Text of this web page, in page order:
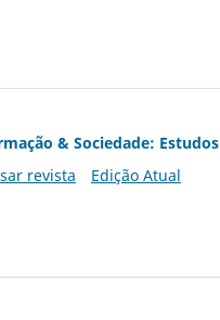
& Sociedade: Estudos
revista
Edição Atual